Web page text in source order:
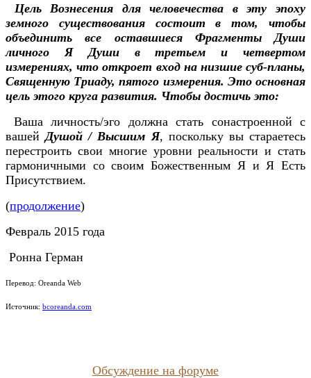
Цель Вознесения для человечества в эту эпоху
земного существования состоит в том, чтобы
объединить все оставшиеся Фрагменты Души
личного Я Души в третьем и четвертом
измерениях, что откроет вход на низшие суб-планы,
Священную Триаду, пятого измерения. Это основная
цель этого круга развития. Чтобы достичь это:
Ваша личность/эго должна стать сонастроенной с
вашей Душой / Высшим Я, поскольку вы стараетесь
перестроить свои многие уровни реальности и стать
гармоничными со своим Божественным Я и Я Есть
Присутствием.
(продолжение)
Февраль 2015 года
Ронна Герман
Перевод: Oreanda Web
Источник: bcoreanda.com
Обсуждение на форуме